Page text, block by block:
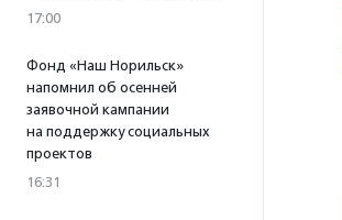
17:00
Фонд «Наш Норильск»
напомнил об осенней
заявочной кампании
на поддержку социальных
проектов
16:31